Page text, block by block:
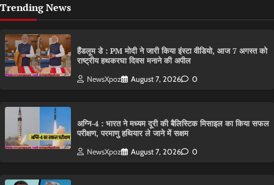
Trending News
हैंडलूम डे : PM मोदी ने जारी किया इंस्टा वीडियो, आज 7 अगस्त को
राष्ट्रीय हथकरघा दिवस मनाने की अपील
NewsXpoz August 7, 2026 0
अग्नि-4 : भारत ने मध्यम दूरी की बैलिस्टिक मिसाइल का किया सफल
परीक्षण, परमाणु हथियार ले जाने में सक्षम
NewsXpoz August 7, 2026 0